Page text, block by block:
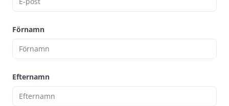
Förnamn
Efternamn